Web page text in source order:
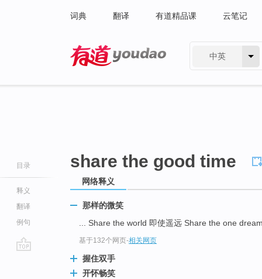
词典 翻译 有道精品课 云笔记
中英
目录
释义
翻译
例句
share the good time
网络释义
那样的微笑
... Share the world 即使遥远 Share the one
基于132个网页-相关网页
握住双手
开怀畅笑